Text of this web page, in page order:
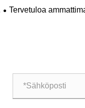
valmistukseen ja
Tervetuloa